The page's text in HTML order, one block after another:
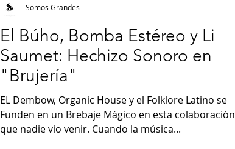
El Búho, Bomba Estéreo y Li
Saumet: Hechizo Sonoro en
"Brujería"
EL Dembow, Organic House y el Folklore Latino se
Funden en un Brebaje Mágico en esta colaboración
que nadie vio venir. Cuando la música...
Somos Grandes